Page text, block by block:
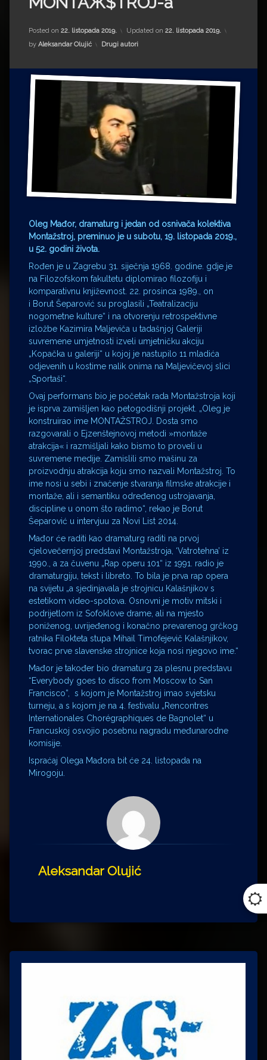
Impressum
Milenko Strižak
Drugi autori
Drugi autori
Ljiljana Lekanić-Kljaić
Željko Krznarić
Mario Lovreković
Miroslav Šantek
Posted on 22. listopada 2019. Updated on 22. listopada 2019.
by Aleksandar Olujić Kategorije:
Drugi autori
Oleg Mađor, dramaturg i jedan od osnivača kolektiva
Montažstroj, preminuo je u subotu, 19. listopada 2019.,
u 52. godini života.
Rođen je u Zagrebu 31. siječnja 1968. godine. gdje je
na Filozofskom fakultetu diplomirao filozofiju i
komparativnu književnost. 22. prosinca 1989., on
i Borut Šeparović su proglasili „Teatralizaciju
nogometne kulture“ i na otvorenju retrospektivne
izložbe Kazimira Maljeviča u tadašnjoj Galeriji
suvremene umjetnosti izveli umjetničku akciju
„Kopačka u galeriji“ u kojoj je nastupilo 11 mladića
odjevenih u kostime nalik onima na Maljevičevoj slici
„Sportaši“.
Ovaj performans bio je početak rada Montažstroja koji
je isprva zamišljen kao petogodišnji projekt. „Oleg je
konstruirao ime MONTAŽSTROJ. Dosta smo
razgovarali o Ejzenštejnovoj metodi »montaže
atrakcija« i razmišljali kako bismo to proveli u
suvremene medije. Zamislili smo mašinu za
proizvodnju atrakcija koju smo nazvali Montažstroj. To
ime nosi u sebi i značenje stvaranja filmske atrakcije i
montaže, ali i semantiku određenog ustrojavanja,
discipline u onom što radimo“, rekao je Borut
Šeparović u intervjuu za Novi List 2014.
Mađor će raditi kao dramaturg raditi na prvoj
cjelovečernjoj predstavi Montažstroja, ‘Vatrotehna’ iz
1990., a za čuvenu „Rap operu 101“ iz 1991. radio je
dramaturgiju, tekst i libreto. To bila je prva rap opera
na svijetu „a sjedinjavala je strojnicu Kalašnjikov s
estetikom video-spotova. Osnovni je motiv mitski i
podrijetlom iz Sofoklove drame, ali na mjesto
poniženog, uvrijeđenog i konačno prevarenog grčkog
ratnika Filokteta stupa Mihail Timofejevič Kalašnjikov,
tvorac prve slavenske strojnice koja nosi njegovo ime.“
Mađor je također bio dramaturg za plesnu predstavu
“Everybody goes to disco from Moscow to San
Francisco”, s kojom je Montažstroj imao svjetsku
turneju, a s kojom je na 4. festivalu „Rencontres
Internationales Chorégraphiques de Bagnolet“ u
Francuskoj osvojio posebnu nagradu međunarodne
komisije.
Ispraćaj Olega Mađora bit će 24. listopada na
Mirogoju.
Aleksandar Olujić